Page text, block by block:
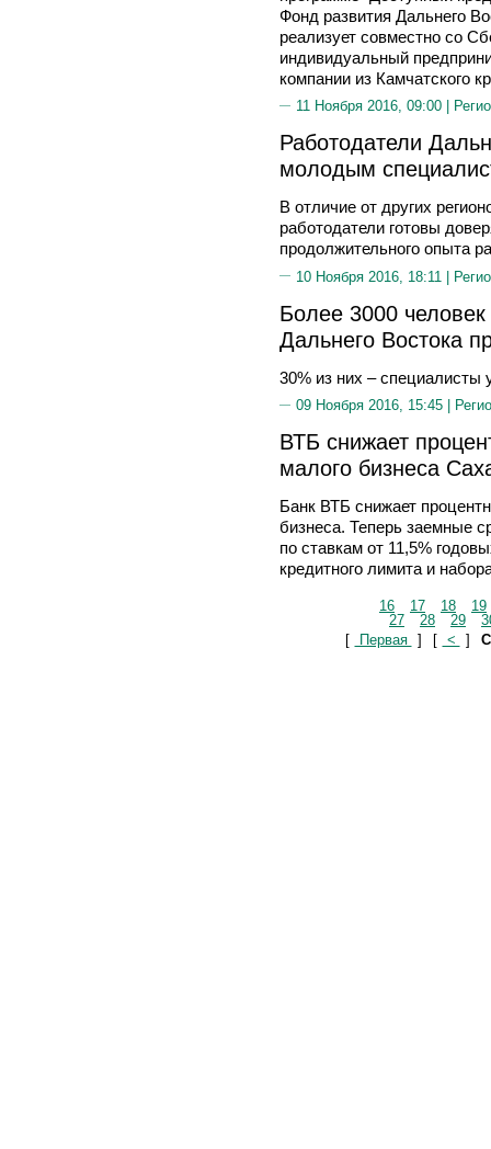
Фонд развития Дальнего
реализует совместно со
индивидуальный
компании из Камчатского
11 Ноября 2016, 09:00 |
Работодатели
молодым
В отличие от других
работодатели готовы
продолжительного опыта
10 Ноября 2016, 18:11 |
Более 3000
Дальнего Востока
30% из них – специалисты
09 Ноября 2016, 15:45 |
ВТБ снижает
малого бизнеса
Банк ВТБ снижает
бизнеса. Теперь заемные
по ставкам от 11,5%
кредитного лимита и
16 17 18
19
27
28 29
[
Первая ] [ < ]